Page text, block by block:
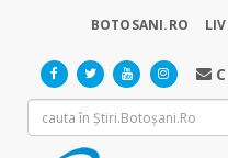
BOTOSANI.RO